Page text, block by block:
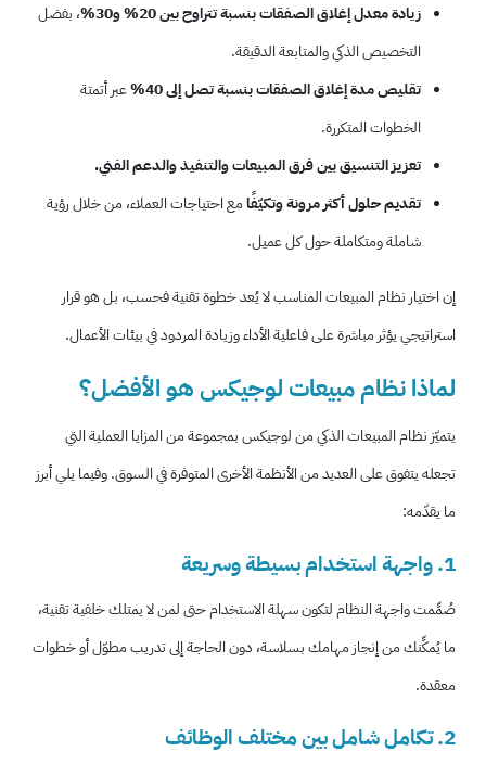
زيادة معدل إغلاق الصفقات بنسبة تتراوح بين 20% و30%
، بفضل
التخصيص الذكي والمتابعة الدقيقة.
تقليص مدة إغلاق الصفقات بنسبة تصل إلى 40%
عبر أتمتة
الخطوات المتكررة.
تعزيز التنسيق بين فرق المبيعات والتنفيذ والدعم الفني.
تقديمحلول أكثر مرونة وتكيّفًامع احتياجات العملاء، من خلال رؤية
شاملة ومتكاملة حول كل عميل.
إن اختيار نظام المبيعات المناسب لا يُعد خطوة تقنية فحسب، بل هو قرار
استراتيجي يؤثر مباشرة على فاعلية الأداء وزيادة المردود في بيئات الأعمال.
لماذا نظام مبيعات لوجيكس هو الأفضل؟
يتميّز نظام المبيعات الذكي من لوجيكس بمجموعة من المزايا العملية التي
تجعله يتفوق على العديد من الأنظمة الأخرى المتوفرة في السوق. وفيما يلي أبرز
ما يقدّمه:
1. واجهة استخدام بسيطة وسريعة
صُمِّمت واجهة النظام لتكون سهلة الاستخدام حتى لمن لا يمتلك خلفية تقنية،
ما يُمكِّنك من إنجاز مهامك بسلاسة، دون الحاجة إلى تدريب مطوّل أو خطوات
معقدة.
2. تكامل شامل بين مختلف الوظائف